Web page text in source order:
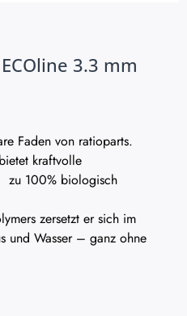
3.3 mm
Faden von ratioparts.
kraftvolle
zu 100% biologisch
zersetzt er sich im
und Wasser – ganz ohne